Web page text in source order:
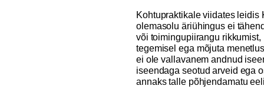
Kohtupraktikale viidates leidis
olemasolu äriühingus ei
või toimingupiirangu
tegemisel ega mõjuta
ei ole vallavanem andnud
iseendaga seotud arveid ega
annaks talle põhjendamatu